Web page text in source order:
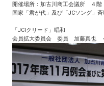
開催場所：加古川商工会
国家「君が代」及び「JCソング」
「JCIクリード」
会員拡大委員会 委員 加藤真也